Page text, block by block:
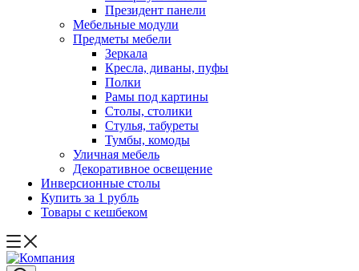
Президент панели
Мебельные модули
Предметы мебели
Зеркала
Кресла, диваны, пуфы
Полки
Рамы под картины
Столы, столики
Стулья, табуреты
Тумбы, комоды
Уличная мебель
Декоративное освещение
Инверсионные столы
Купить за 1 рубль
Товары с кешбеком